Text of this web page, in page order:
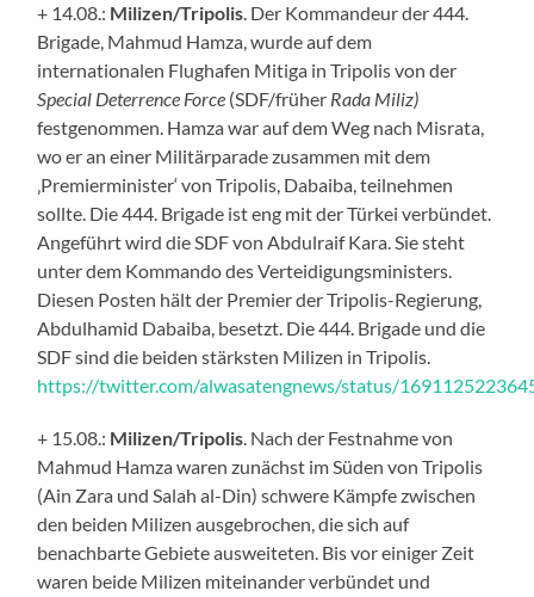
+ 14.08.: Milizen/Tripolis. Der Kommandeur der 444.
Brigade, Mahmud Hamza, wurde auf dem
internationalen Flughafen Mitiga in Tripolis von der
Special Deterrence Force (SDF/früher Rada Miliz)
festgenommen. Hamza war auf dem Weg nach Misrata,
wo er an einer Militärparade zusammen mit dem
‚Premierminister‘ von Tripolis, Dabaiba, teilnehmen
sollte. Die 444. Brigade ist eng mit der Türkei verbündet.
Angeführt wird die SDF von Abdulraif Kara. Sie steht
unter dem Kommando des Verteidigungsministers.
Diesen Posten hält der Premier der Tripolis-Regierung,
Abdulhamid Dabaiba, besetzt. Die 444. Brigade und die
SDF sind die beiden stärksten Milizen in Tripolis.
https://twitter.com/alwasatengnews/status/
+ 15.08.: Milizen/Tripolis. Nach der Festnahme von
Mahmud Hamza waren zunächst im Süden von Tripolis
(Ain Zara und Salah al-Din) schwere Kämpfe zwischen
den beiden Milizen ausgebrochen, die sich auf
benachbarte Gebiete ausweiteten. Bis vor einiger Zeit
waren beide Milizen miteinander verbündet und